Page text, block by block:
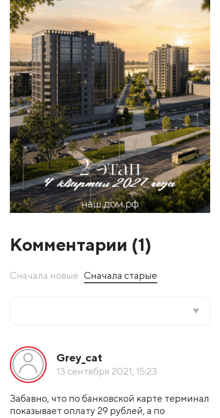
Комментарии (1)
Сначала новые Сначала старые
По рейтингу
Развернуть все
Grey_cat
13 сентября 2021, 15:23
Забавно, что по банковской карте терминал
показывает оплату 29 рублей, а по